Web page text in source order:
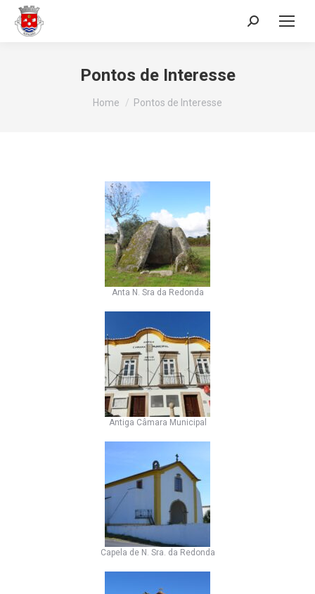
Search:
Pontos de Interesse
You are here:
Home Pontos de Interesse
Anta N. Sra da Redonda
Antiga Câmara Municipal
Capela de N. Sra. da Redonda